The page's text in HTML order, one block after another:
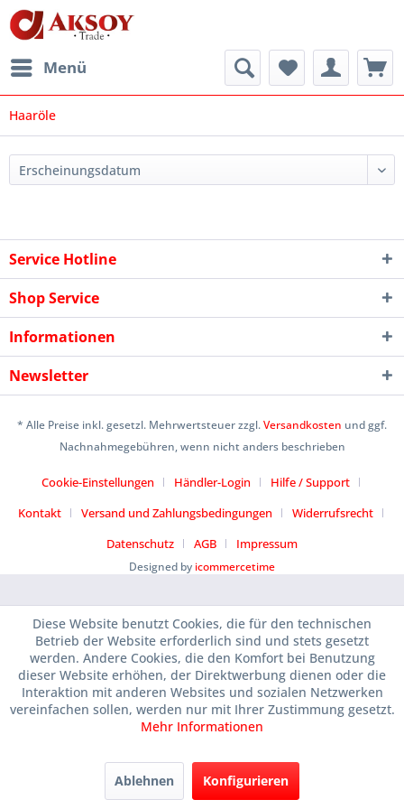
Menü
Haaröle
Service Hotline
Shop Service
Informationen
Newsletter
* Alle Preise inkl. gesetzl. Mehrwertsteuer zzgl.Versandkosten und ggf.
Nachnahmegebühren, wenn nicht anders beschrieben
Cookie-Einstellungen Händler-Login
Hilfe / Support
Kontakt
Versand und Zahlungsbedingungen
Widerrufsrecht
Datenschutz
AGB Impressum
Designed by icommercetime
Diese Website benutzt Cookies, die für den technischen
Betrieb der Website erforderlich sind und stets gesetzt
werden. Andere Cookies, die den Komfort bei Benutzung
dieser Website erhöhen, der Direktwerbung dienen oder die
Interaktion mit anderen Websites und sozialen Netzwerken
vereinfachen sollen, werden nur mit Ihrer Zustimmung gesetzt.
Mehr Informationen
Ablehnen Konfigurieren